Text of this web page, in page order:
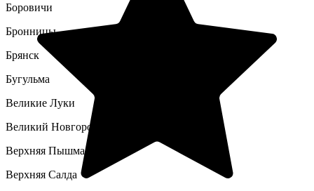
Боровичи
Бронницы
Брянск
Бугульма
Великие Луки
Великий Новгород
Верхняя Пышма
Верхняя Салда